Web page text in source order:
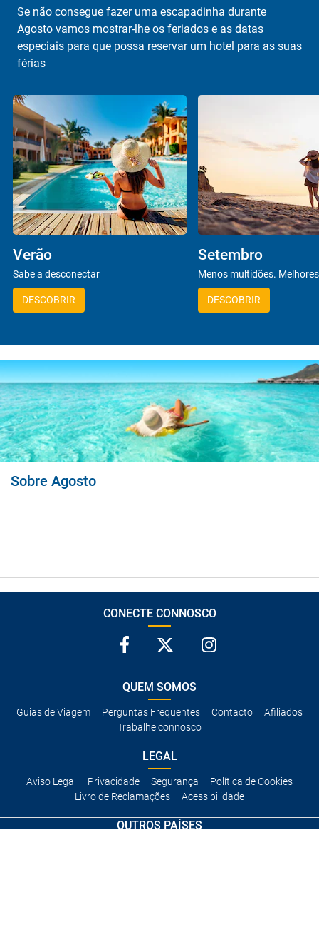
Se não consegue fazer uma escapadinha durante
Agosto vamos mostrar-lhe os feriados e as datas
especiais para que possa reservar um hotel para as suas
férias
Verão
Sabe a desconectar
DESCOBRIR
Setembro
Menos multidões.
DESCOBRIR
Sobre Agosto
CONECTE CONNOSCO
QUEM SOMOS
Guias de Viagem Perguntas Frequentes Contacto
Afiliados
Trabalhe connosco
LEGAL
Aviso Legal Privacidade Segurança
Política de Cookies
Livro de Reclamações
Acessibilidade
OUTROS PAÍSES